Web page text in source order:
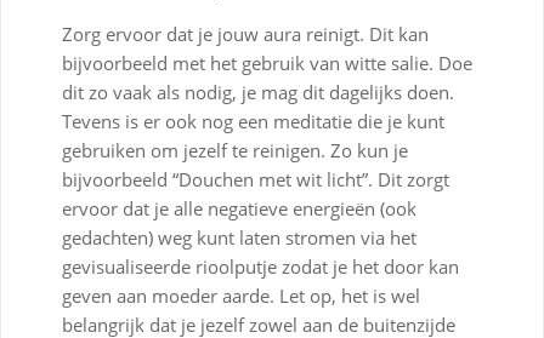
Zorg ervoor dat je jouw aura reinigt. Dit kan
bijvoorbeeld met het gebruik van witte salie. Doe
dit zo vaak als nodig, je mag dit dagelijks doen.
Tevens is er ook nog een meditatie die je kunt
gebruiken om jezelf te reinigen. Zo kun je
bijvoorbeeld “Douchen met wit licht”. Dit zorgt
ervoor dat je alle negatieve energieën (ook
gedachten) weg kunt laten stromen via het
gevisualiseerde rioolputje zodat je het door kan
geven aan moeder aarde. Let op, het is wel
belangrijk dat je jezelf zowel aan de buitenzijde